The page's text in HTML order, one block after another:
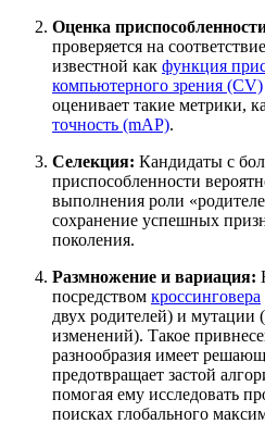
Оценка
проверяется на
известной как функция
компьютерного зрения (CV)
оценивает такие метрики,
точность (mAP).
Селекция: Кандидаты с
приспособленности
выполнения роли
сохранение успешных
поколения.
Размножение и вариация:
посредством кроссинговера
двух родителей) и мутации
изменений). Такое
разнообразия имеет
предотвращает застой
помогая ему исследовать
поисках глобального